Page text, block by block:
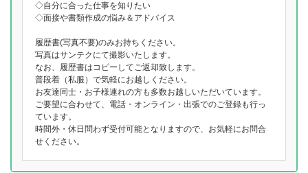
◇自分に合った仕事を知りたい
◇面接や書類作成の悩み＆アドバイス
履歴書(写真不要)のみお持ちください。
写真はサンテクにて撮影いたします。
なお、履歴書はコピーしてご返却致します。
普段着（私服）で気軽にお越しください。
お友達同士・お子様連れの方も多数お越しいただいています。
ご要望に合わせて、電話・オンライン・出張でのご登録も行っ
ています。
時間外・休日問わず受付可能となりますので、お気軽にお問合
せください。